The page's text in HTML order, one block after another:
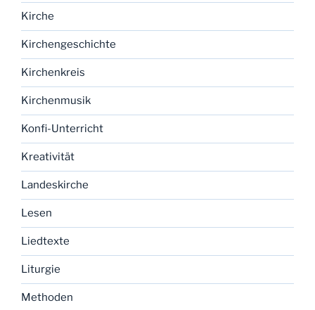
Kirche
Kirchengeschichte
Kirchenkreis
Kirchenmusik
Konfi-Unterricht
Kreativität
Landeskirche
Lesen
Liedtexte
Liturgie
Methoden